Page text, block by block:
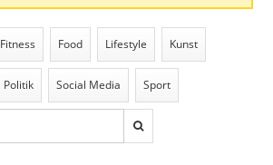
Fitness Food Lifestyle Kunst
Politik Social Media Sport